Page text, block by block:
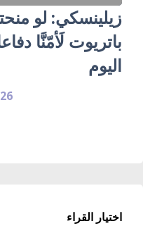
زيلينسكي: لو
باتريوت لَأمّنَّا
اليوم
اختيار القراء